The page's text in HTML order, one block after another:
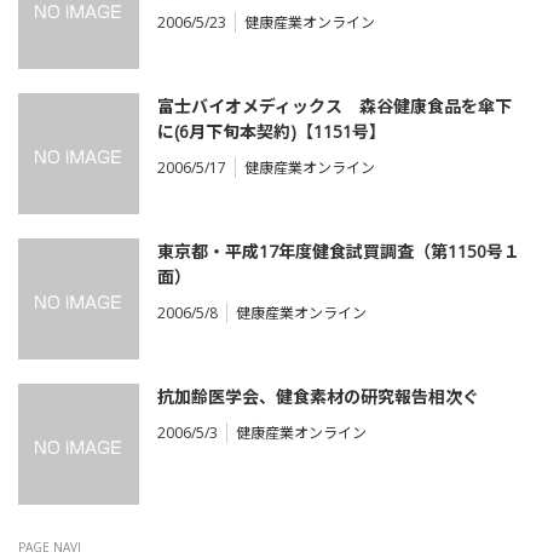
2006/5/23 健康産業オンライン
富士バイオメディックス 森谷健康食品を傘下
に(6月下旬本契約)【1151号】
2006/5/17 健康産業オンライン
東京都・平成17年度健食試買調査（第1150号１
面）
2006/5/8 健康産業オンライン
抗加齢医学会、健食素材の研究報告相次ぐ
2006/5/3 健康産業オンライン
PAGE NAVI